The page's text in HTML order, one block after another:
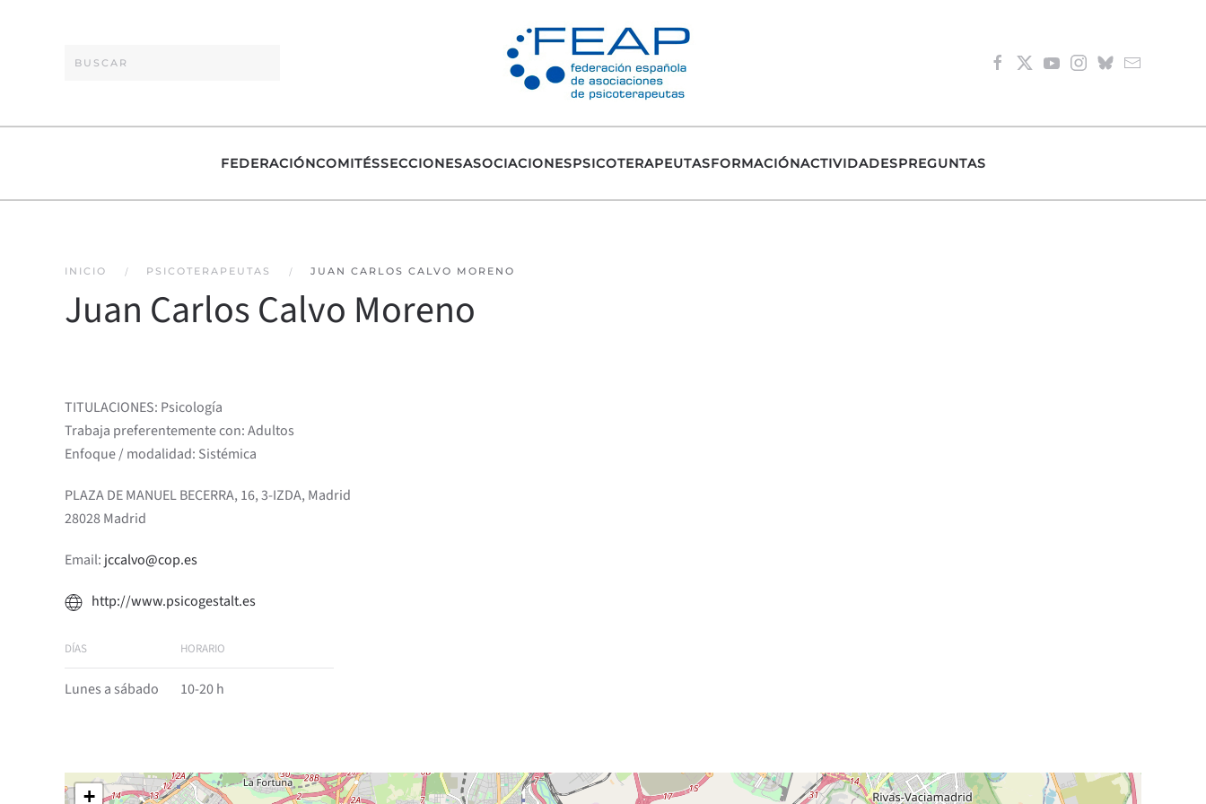
FEDERACIÓNCOMITÉSSECCIONESASOCIACIONESPSICOTERAPEUTASFORMACIÓNACTIVIDADESPREGUNTAS
INICIO PSICOTERAPEUTAS JUAN CARLOS CALVO MORENO
Juan Carlos Calvo Moreno
TITULACIONES: Psicología
Trabaja preferentemente con: Adultos
Enfoque / modalidad: Sistémica
PLAZA DE MANUEL BECERRA, 16, 3-IZDA, Madrid
28028 Madrid
Email: jccalvo@cop.es
http://www.psicogestalt.es
DÍAS HORARIO
Lunes a sábado 10-20 h
+